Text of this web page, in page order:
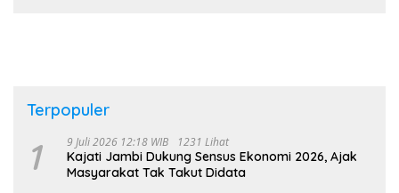
Terpopuler
1 9 Juli 2026 12:18 WIB 1231 Lihat
Kajati Jambi Dukung Sensus Ekonomi 2026, Ajak
Masyarakat Tak Takut Didata